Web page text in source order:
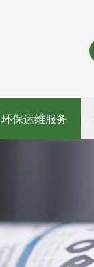
环保运维服务